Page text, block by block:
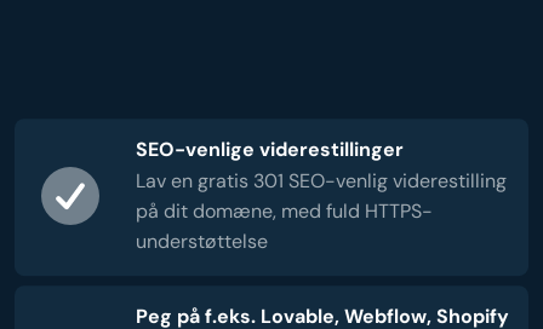
SEO-venlige viderestillinger
Lav en gratis 301 SEO-venlig viderestilling
på dit domæne, med fuld HTTPS-
understøttelse
Peg på f.eks. Lovable, Webflow, Shopify